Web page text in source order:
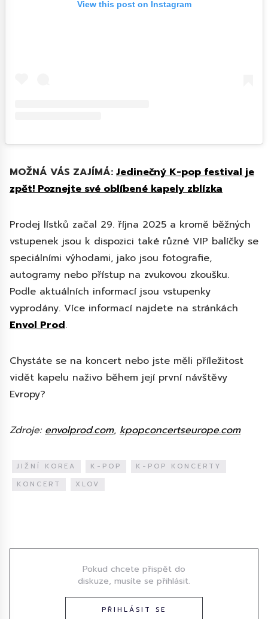
View this post on Instagram
MOŽNÁ VÁS ZAJÍMÁ: Jedinečný K-pop festival je
zpět! Poznejte své oblíbené kapely zblízka
Prodej lístků začal 29. října 2025 a kromě běžných
vstupenek jsou k dispozici také různé VIP balíčky se
speciálními výhodami, jako jsou fotografie,
autogramy nebo přístup na zvukovou zkoušku.
Podle aktuálních informací jsou vstupenky
vyprodány. Více informací najdete na stránkách
Envol Prod.
Chystáte se na koncert nebo jste měli příležitost
vidět kapelu naživo během její první návštěvy
Evropy?
Zdroje: envolprod.com, kpopconcertseurope.com
JIŽNÍ KOREA K-POP
K-POP KONCERTY
KONCERT
XLOV
Pokud chcete přispět do
diskuze, musíte se přihlásit.
PŘIHLÁSIT SE